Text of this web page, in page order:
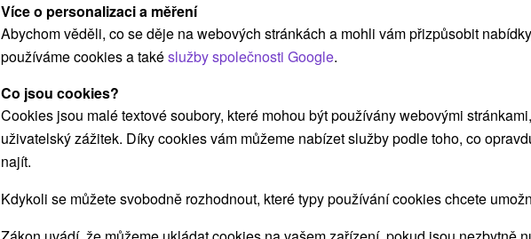
Ubytovňa v meste Dubnica nad Váhom, ktoré
juhovýchode...
ZOBRAZIT
Více o personalizaci a měření
Abychom věděli, co se děje na webových stránkách a mohli vám přizpůsobit
používáme cookies a takéslužby společnosti Google.
Co jsou cookies?
Cookies jsou malé textové soubory, které mohou být používány webovými
uživatelský zážitek. Díky cookies vám můžeme nabízet služby podle toho, co
najít.
Kdykoli se můžete svobodně rozhodnout, které typy používání cookies chcete